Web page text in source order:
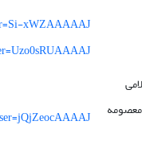
xWZAAAAAJ